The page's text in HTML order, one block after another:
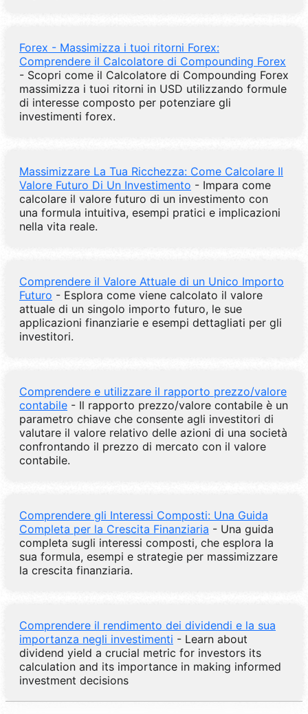
Forex - Massimizza i tuoi ritorni Forex:
Comprendere il Calcolatore di Compounding Forex
- Scopri come il Calcolatore di Compounding Forex
massimizza i tuoi ritorni in USD utilizzando formule
di interesse composto per potenziare gli
investimenti forex.
Massimizzare La Tua Ricchezza: Come Calcolare Il
Valore Futuro Di Un Investimento - Impara come
calcolare il valore futuro di un investimento con
una formula intuitiva, esempi pratici e implicazioni
nella vita reale.
Comprendere il Valore Attuale di un Unico Importo
Futuro - Esplora come viene calcolato il valore
attuale di un singolo importo futuro, le sue
applicazioni finanziarie e esempi dettagliati per gli
investitori.
Comprendere e utilizzare il rapporto prezzo/valore
contabile - Il rapporto prezzo/valore contabile è un
parametro chiave che consente agli investitori di
valutare il valore relativo delle azioni di una società
confrontando il prezzo di mercato con il valore
contabile.
Comprendere gli Interessi Composti: Una Guida
Completa per la Crescita Finanziaria - Una guida
completa sugli interessi composti, che esplora la
sua formula, esempi e strategie per massimizzare
la crescita finanziaria.
Comprendere il rendimento dei dividendi e la sua
importanza negli investimenti - Learn about
dividend yield a crucial metric for investors its
calculation and its importance in making informed
investment decisions